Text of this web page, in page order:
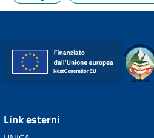
Link esterni